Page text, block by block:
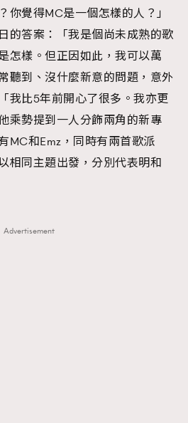
你覺得MC是一個怎樣的人？」
的答案：「我是個尚未成熟的歌
怎樣。但正因如此，我可以萬
聽到、沒什麼新意的問題，意外
我比5年前開心了很多。我亦更
乘勢提到一人分飾兩角的新專
MC和Emz，同時有兩首歌派
相同主題出發，分別代表明和
Advertisement